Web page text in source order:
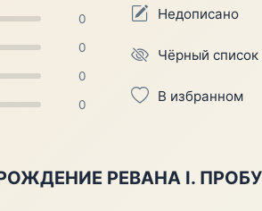
0
0
0
0
Недописано
Чёрный список
В избранном
РЕВАНА I.